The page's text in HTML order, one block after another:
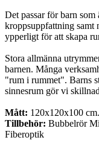
Det passar för barn
kroppsuppfattning samt
ypperligt för att skapa
Stora allmänna
barnen. Många
"rum i rummet". Barns
sinnesrum gör vi
Mått: 120x120x100 cm.
Tillbehör: Bubbelrör
Fiberoptik